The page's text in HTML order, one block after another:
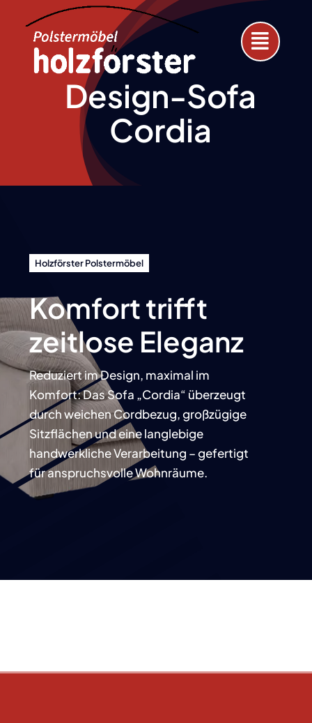
content
Design-Sofa
Cordia
Holzförster Polstermöbel
Komfort trifft
zeitlose Eleganz
Reduziert im Design, maximal im
Komfort: Das Sofa „Cordia“ überzeugt
durch weichen Cordbezug, großzügige
Sitzflächen und eine langlebige
handwerkliche Verarbeitung – gefertigt
für anspruchsvolle Wohnräume.